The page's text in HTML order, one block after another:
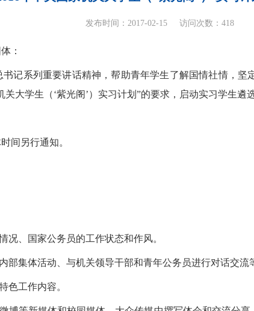
发布时间：2017-02-15 访问次数：418
：
记系列重要讲话精神，帮助青年学生了解国情社情，
大学生（‘紫光阁’）实习计划”的要求，启动实习学生遴
间另行通知。
况、国家公务员的工作状态和作风。
部集体活动、与机关领导干部和青年公务员进行对话交流
色工作内容。